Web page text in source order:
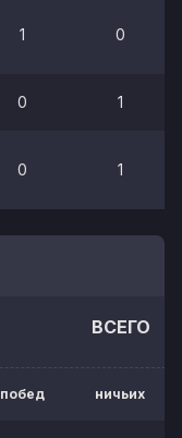
1 0
0 1
0 1
ВСЕГО
побед ничьих